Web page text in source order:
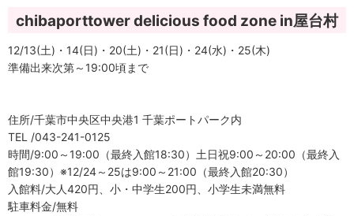
chibaporttower delicious food zone in屋台村
12/13(土)・14(日)・20(土)・21(日)・24(水)・25(木)
準備出来次第～19:00頃まで
住所/千葉市中央区中央港1 千葉ポートパーク内
TEL /043-241-0125
時間/9:00～19:00（最終入館18:30）土日祝9:00～20:00（最終入
館19:30）※12/24～25は9:00～21:00（最終入館20:30）
入館料/大人420円、小・中学生200円、小学生未満無料
駐車料金/無料